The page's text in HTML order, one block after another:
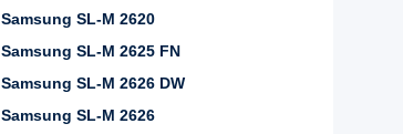
Samsung SL-M 2620
Samsung SL-M 2625 FN
Samsung SL-M 2626 DW
Samsung SL-M 2626